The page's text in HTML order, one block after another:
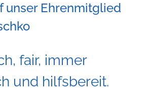
unser Ehrenmitglied
fair, immer
und hilfsbereit.